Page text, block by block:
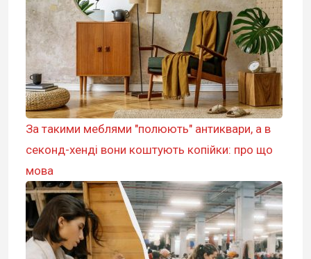
За такими меблями "полюють" антиквари, а в
секонд-хенді вони коштують копійки: про що
мова